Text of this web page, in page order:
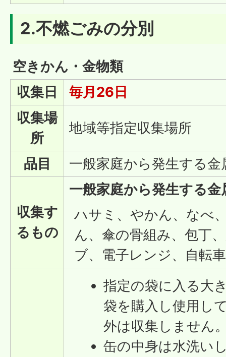
2.不燃ごみの分別
空きかん・金物類
収集日
毎月26日
収集場
所
地域等指定収集場所
品目 一般家庭から発生する金
収集す
るもの
一般家庭から発生する金
ハサミ、やかん、なべ
ん、傘の骨組み、包丁
ブ、電子レンジ、自転
指定の袋に入る大
袋を購入し使用し
外は収集しません
缶の中身は水洗い